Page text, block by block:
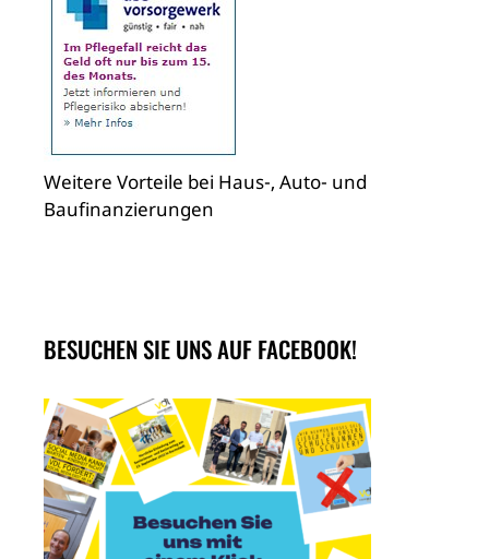
Weitere Vorteile bei Haus-, Auto- und
Baufinanzierungen
BESUCHEN SIE UNS AUF FACEBOOK!